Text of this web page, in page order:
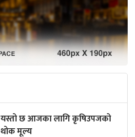
यस्तो छ आजका लागि कृषिउपजको
थोक मूल्य